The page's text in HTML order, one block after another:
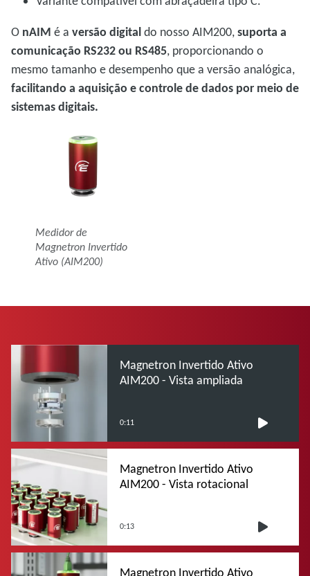
O nAIM é a versão digitaldo nosso AIM200,suporta a
comunicação RS232 ou RS485, proporcionando o
mesmo tamanho e desempenho que a versão analógica,
facilitando a aquisição e controle de dados por meio de
sistemas digitais.
Medidor de
Magnetron Invertido
Ativo (AIM200)
Magnetron Invertido Ativo
AIM200 - Vista ampliada
0:11
Magnetron Invertido Ativo
AIM200 - Vista rotacional
0:13
Magnetron Invertido Ativo